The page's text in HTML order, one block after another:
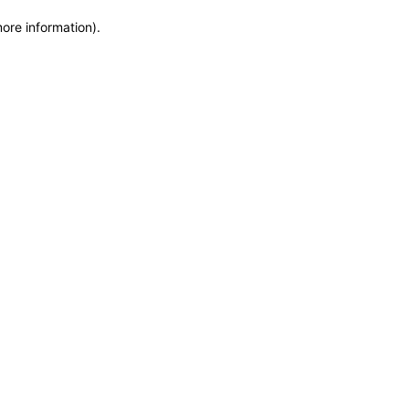
information).